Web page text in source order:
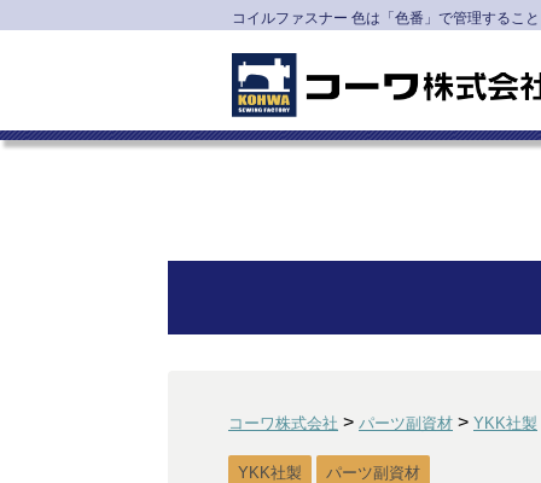
コイルファスナー 色は「色番」で管理するこ
コーワ株式会社 > パーツ副資材 > YKK社製
YKK社製 パーツ副資材